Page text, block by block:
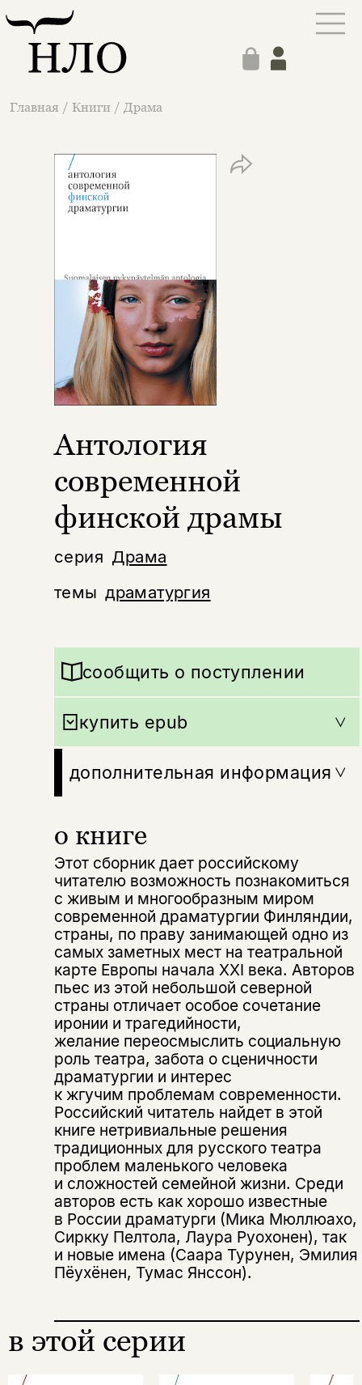
Главная / Книги / Драма
серия Драма
темы драматургия
Антология
современной
финской драмы
о книге
Этот сборник дает российскому
читателю возможность познакомиться
с живым и многообразным миром
современной драматургии Финляндии,
страны, по праву занимающей одно из
самых заметных мест на театральной
карте Европы начала XXI века. Авторов
пьес из этой небольшой северной
страны отличает особое сочетание
иронии и трагедийности,
желание переосмыслить со­циальную
роль театра, забота о сценичности
драматургии и интерес
к жгучим проблемам современности.
Российский читатель найдет в этой
книге нетривиальные решения
традиционных для русского театра
проблем маленького человека
и сложностей семейной жизни. Среди
авторов есть как хорошо известные
в России драматурги (Мика Мюллюахо,
Сиркку Пелтола, Лаура Руо­хонен), так
и новые имена (Саара Турунен, Эмилия
Пёухёнен, Тумас Янссон).
сообщить о поступлении
купить epub
дополнительная информация
в этой серии
Поделиться
Копировать
ссылку
ВконтактеТелеграм Дзен
Подписка на рассылку
Раз в неделю мы отправляем рассылку
о книгах и событиях «НЛО».
За подписку дарим промокод на
скидку 15%
Я соглашаюсь сПолитикой конфиденциальности
подписаться
нет в продаже.
Вы можете подписаться на
уведомления, и при поступлении книги
на склад получить письмо на указанный
электронный адрес.
Я соглашаюсь сПолитикой конфиденциальности
подписаться
Эта книга
не предназначена для
несовершеннолетних
Скажите, пожалуйста,
вам уже исполнилось 18 лет?
да
нет, вернуться назад